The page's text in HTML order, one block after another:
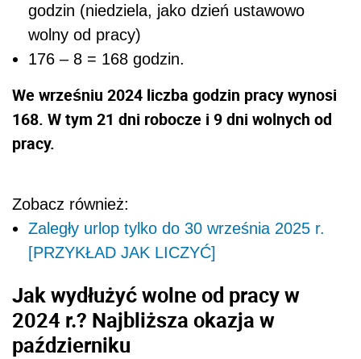
godzin (niedziela, jako dzień ustawowo
wolny od pracy)
176 – 8 = 168 godzin.
We wrześniu 2024 liczba godzin pracy wynosi
168. W tym 21 dni robocze i 9 dni wolnych od
pracy.
Zobacz również:
Zaległy urlop tylko do 30 września 2025 r.
[PRZYKŁAD JAK LICZYĆ]
Jak wydłużyć wolne od pracy w
2024 r.? Najbliższa okazja w
październiku